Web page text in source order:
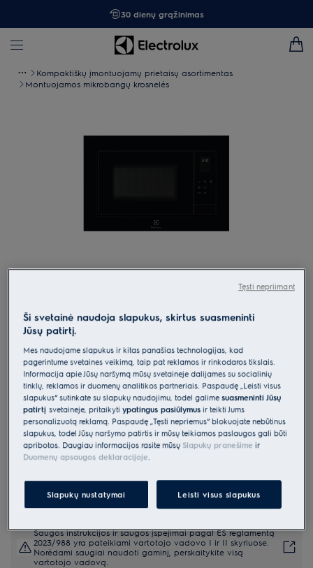
30 dienų grąžinimas
Kompaktiškų įmontuojamų prietaisų asortimentas
Montuojamos mikrobangų krosnelės
Y4SM25TMK
Montuojama mikrobangų krosnelė
600 serija „Grill“
4.9 (3505)
Pagrindiniai privalumai
Pagaminkite gardžių patiekalų 600 serijos mikrobangų krosnelėje „Grill
Microwave“.
Mikrobangų krosnelė su griliu viename integruojamajame buitiniame
prietaise.
Mūsų mikrobangų funkcija suteikia galimybę ruošti, pašildyti arba
Saugos instrukcijos ir saugos įspėjimai pagal ES reglamentą
2023/988 yra pateikiami vartotojo vadovo I ir II skyriuose.
Norėdami saugiai naudoti gaminį, perskaitykite visą
vartotojo vadovą.
Ši svetainė naudoja slapukus, skirtus suasmeninti
Jūsų patirtį.
Mes naudojame slapukus ir kitas panašias technologijas, kad
pagerintume svetainės veikimą, taip pat reklamos ir rinkodaros tikslais.
Informacija apie Jūsų naršymą mūsų svetainėje dalijamės su socialinių
tinklų, reklamos ir duomenų analitikos partneriais. Paspaudę „Leisti visus
slapukus“ sutinkate su slapukų naudojimu, todėl galimesuasmeninti Jūsų
patirtįsvetainėje, pritaikytiypatingus pasiūlymus ir teikti Jums
personalizuotą reklamą. Paspaudę „Tęsti nepriėmus“ blokuojate nebūtinus
slapukus, todėl Jūsų naršymo patirtis ir mūsų teikiamos paslaugos gali būti
apribotos. Daugiau informacijos rasite mūsų Slapukų pranešime ir
Duomenų apsaugos deklaracijoje
Slapukų nustatymai Leisti visus slapukus
Tęsti nepriimant